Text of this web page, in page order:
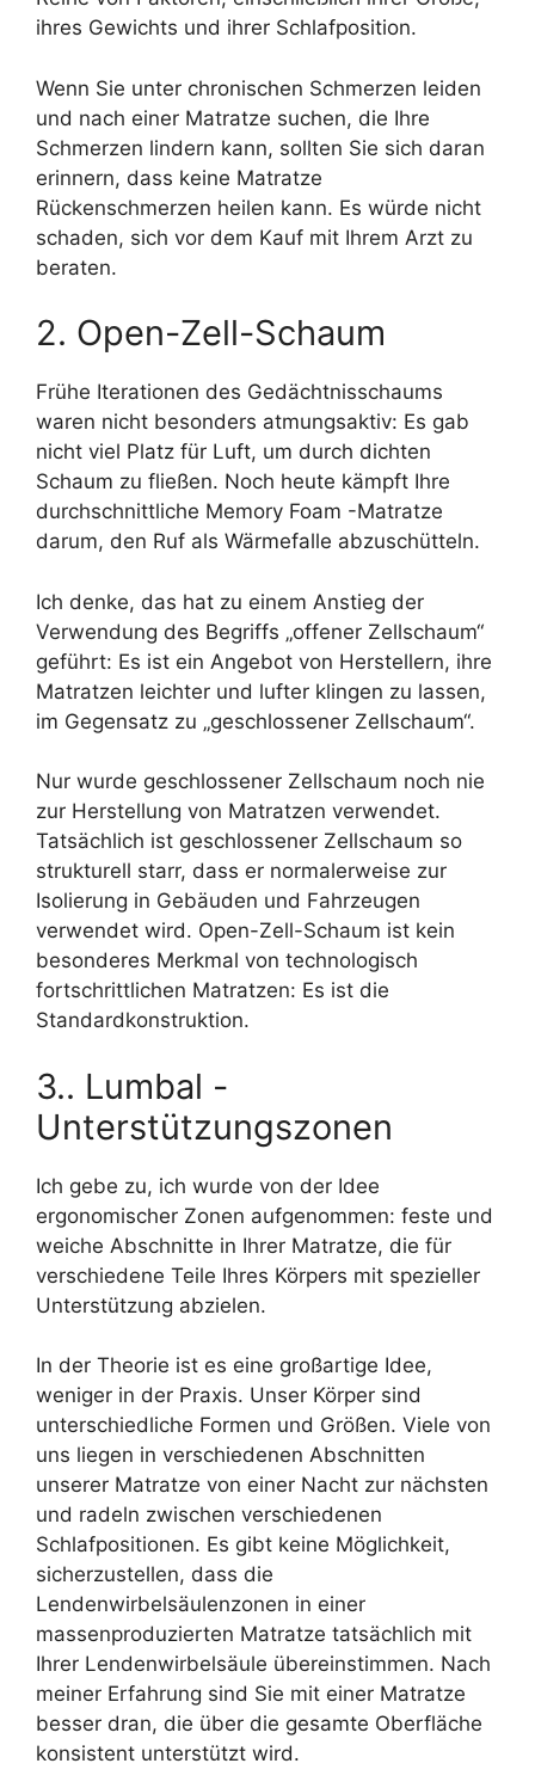
ihres Gewichts und ihrer Schlafposition.
Wenn Sie unter chronischen Schmerzen leiden
und nach einer Matratze suchen, die Ihre
Schmerzen lindern kann, sollten Sie sich daran
erinnern, dass keine Matratze
Rückenschmerzen heilen kann. Es würde nicht
schaden, sich vor dem Kauf mit Ihrem Arzt zu
beraten.
2. Open-Zell-Schaum
Frühe Iterationen des Gedächtnisschaums
waren nicht besonders atmungsaktiv: Es gab
nicht viel Platz für Luft, um durch dichten
Schaum zu fließen. Noch heute kämpft Ihre
durchschnittliche Memory Foam -Matratze
darum, den Ruf als Wärmefalle abzuschütteln.
Ich denke, das hat zu einem Anstieg der
Verwendung des Begriffs „offener Zellschaum“
geführt: Es ist ein Angebot von Herstellern, ihre
Matratzen leichter und lufter klingen zu lassen,
im Gegensatz zu „geschlossener Zellschaum“.
Nur wurde geschlossener Zellschaum noch nie
zur Herstellung von Matratzen verwendet.
Tatsächlich ist geschlossener Zellschaum so
strukturell starr, dass er normalerweise zur
Isolierung in Gebäuden und Fahrzeugen
verwendet wird. Open-Zell-Schaum ist kein
besonderes Merkmal von technologisch
fortschrittlichen Matratzen: Es ist die
Standardkonstruktion.
3.. Lumbal -
Unterstützungszonen
Ich gebe zu, ich wurde von der Idee
ergonomischer Zonen aufgenommen: feste und
weiche Abschnitte in Ihrer Matratze, die für
verschiedene Teile Ihres Körpers mit spezieller
Unterstützung abzielen.
In der Theorie ist es eine großartige Idee,
weniger in der Praxis. Unser Körper sind
unterschiedliche Formen und Größen. Viele von
uns liegen in verschiedenen Abschnitten
unserer Matratze von einer Nacht zur nächsten
und radeln zwischen verschiedenen
Schlafpositionen. Es gibt keine Möglichkeit,
sicherzustellen, dass die
Lendenwirbelsäulenzonen in einer
massenproduzierten Matratze tatsächlich mit
Ihrer Lendenwirbelsäule übereinstimmen. Nach
meiner Erfahrung sind Sie mit einer Matratze
besser dran, die über die gesamte Oberfläche
konsistent unterstützt wird.